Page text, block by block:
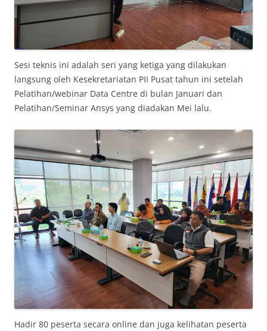
Sesi teknis ini adalah seri yang ketiga yang dilakukan
langsung oleh Kesekretariatan PII Pusat tahun ini setelah
Pelatihan/webinar Data Centre di bulan Januari dan
Pelatihan/Seminar Ansys yang diadakan Mei lalu.
Hadir 80 peserta secara online dan juga kelihatan peserta